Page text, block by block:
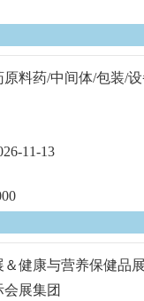
原料药/中间体/包装/
11-13
＆健康与营养保健品
展集团